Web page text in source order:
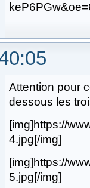
Attention pour
dessous les
[img]https://
4.jpg[/img]
[img]https://
5.jpg[/img]